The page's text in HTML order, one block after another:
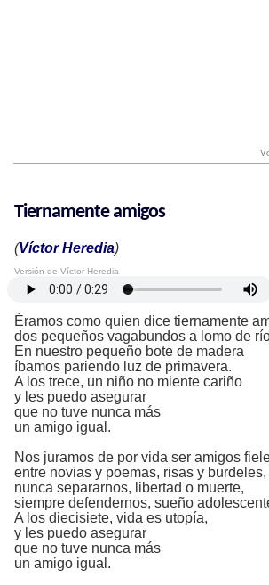
Tiernamente amigos
(Víctor Heredia)
Versión de Víctor Heredia
Éramos como quien dice tiernamente
dos pequeños vagabundos a lomo de
En nuestro pequeño bote de madera
íbamos pariendo luz de primavera.
A los trece, un niño no miente cariño
y les puedo asegurar
que no tuve nunca más
un amigo igual.
Nos juramos de por vida ser amigos
entre novias y poemas, risas y burdeles,
nunca separarnos, libertad o muerte,
siempre defendernos, sueño
A los diecisiete, vida es utopía,
y les puedo asegurar
que no tuve nunca más
un amigo igual.